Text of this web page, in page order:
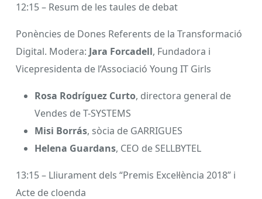
12:15 – Resum de les taules de debat
Ponències de Dones Referents de la Transformació
Digital. Modera: Jara Forcadell, Fundadora i
Vicepresidenta de l’Associació Young IT Girls
Rosa Rodríguez Curto, directora general de
Vendes de T-SYSTEMS
Misi Borrás, sòcia de GARRIGUES
Helena Guardans, CEO de SELLBYTEL
13:15 – Lliurament dels “Premis Excel·lència 2018” i
Acte de cloenda